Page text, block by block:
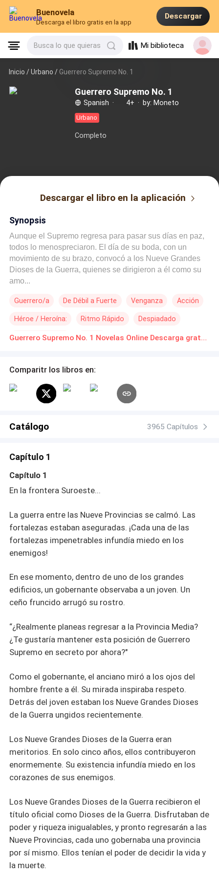
Buenovela
Descarga el libro gratis en la app
Descargar
Busca lo que quieras Mi biblioteca
Inicio /Urbano / Guerrero Supremo No. 1
Guerrero Supremo No. 1
Spanish · 4+ · by: Moneto
Urbano
Completo
Descargar el libro en la aplicación
Synopsis
Aunque el Supremo regresa para pasar sus días en paz,
todos lo menospreciaron. El día de su boda, con un
movimiento de su brazo, convocó a los Nueve Grandes
Dioses de la Guerra, quienes se dirigieron a él como su
amo...
Guerrero/a De Débil a Fuerte Venganza Acción
Héroe / Heroína: Ritmo Rápido Despiadado
Ventaja Especial Pasión Guerrero Supremo No. 1 Novelas Online Descarga gratuita de PDF
Comparitr los libros en:
Catálogo 3965 Capítulos
Capítulo 1
Capítulo 1
En la frontera Suroeste...
La guerra entre las Nueve Provincias se calmó. Las
fortalezas estaban aseguradas. ¡Cada una de las
fortalezas impenetrables infundía miedo en los
enemigos!
En ese momento, dentro de uno de los grandes
edificios, un gobernante observaba a un joven. Un
ceño fruncido arrugó su rostro.
“¿Realmente planeas regresar a la Provincia Media?
¿Te gustaría mantener esta posición de Guerrero
Supremo en secreto por ahora?"
Como el gobernante, el anciano miró a los ojos del
hombre frente a él. Su mirada inspiraba respeto.
Detrás del joven estaban los Nueve Grandes Dioses
de la Guerra ungidos recientemente.
Los Nueve Grandes Dioses de la Guerra eran
meritorios. En solo cinco años, ellos contribuyeron
enormemente. Su existencia infundía miedo en los
corazones de sus enemigos.
Los Nueve Grandes Dioses de la Guerra recibieron el
título oficial como Dioses de la Guerra. Disfrutaban de
poder y riqueza inigualables, y pronto regresarán a las
Nueve Provincias, cada uno gobernaba una provincia
por sí mismo. Ellos tenían el poder de decidir la vida y
la muerte.